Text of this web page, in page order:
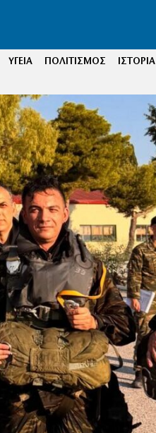
ΥΓΕΙΑ ΠΟΛΙΤΙΣΜΟΣ ΙΣΤΟΡΙΑ